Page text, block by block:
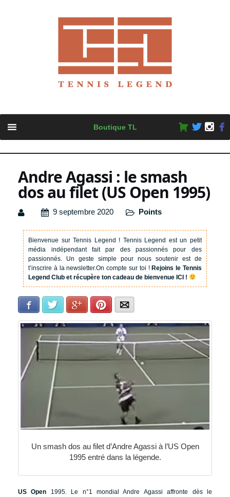
content
Boutique TL
Andre Agassi : le smash
dos au filet (US Open 1995)
9 septembre 2020 Points
Bienvenue sur Tennis Legend ! Tennis Legend est un petit
média indépendant fait par des passionnés pour des
passionnés. Un geste simple pour nous soutenir est de
t’inscrire à la newsletter.On compte sur toi !Rejoins le Tennis
Legend Club et récupère ton cadeau de bienvenue ICI !
Facebook Twitter Google+Pinterest
Un smash dos au filet d’Andre Agassi à l’US Open
1995 entré dans la légende.
US Open 1995. Le n°1 mondial Andre Agassi affronte dès le